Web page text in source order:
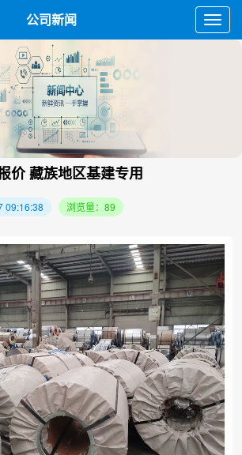
公司新闻
价 藏族地区基建专用
09:16:38 浏览量：89